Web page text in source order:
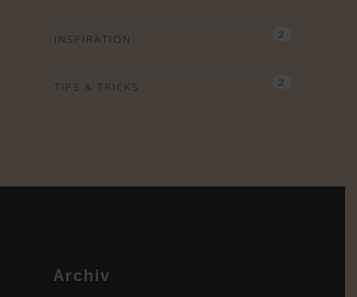
INSPIRATION 2
TIPS & TRICKS 2
Archiv